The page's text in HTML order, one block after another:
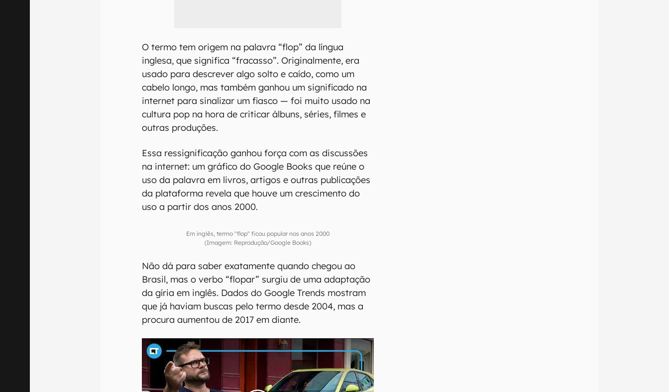
O termo tem origem na palavra “flop” da língua
inglesa, que significa “fracasso”. Originalmente, era
usado para descrever algo solto e caído, como um
cabelo longo, mas também ganhou um significado na
internet para sinalizar um fiasco — foi muito usado na
cultura pop na hora de criticar álbuns, séries, filmes e
outras produções.
Essa ressignificação ganhou força com as discussões
na internet: um gráfico do Google Books que reúne o
uso da palavra em livros, artigos e outras publicações
da plataforma revela que houve um crescimento do
uso a partir dos anos 2000.
Em inglês, termo "flop" ficou popular nos anos 2000
(Imagem: Reprodução/Google Books)
Não dá para saber exatamente quando chegou ao
Brasil, mas o verbo “flopar” surgiu de uma adaptação
da gíria em inglês. Dados do Google Trends mostram
que já haviam buscas pelo termo desde 2004, mas a
procura aumentou de 2017 em diante.